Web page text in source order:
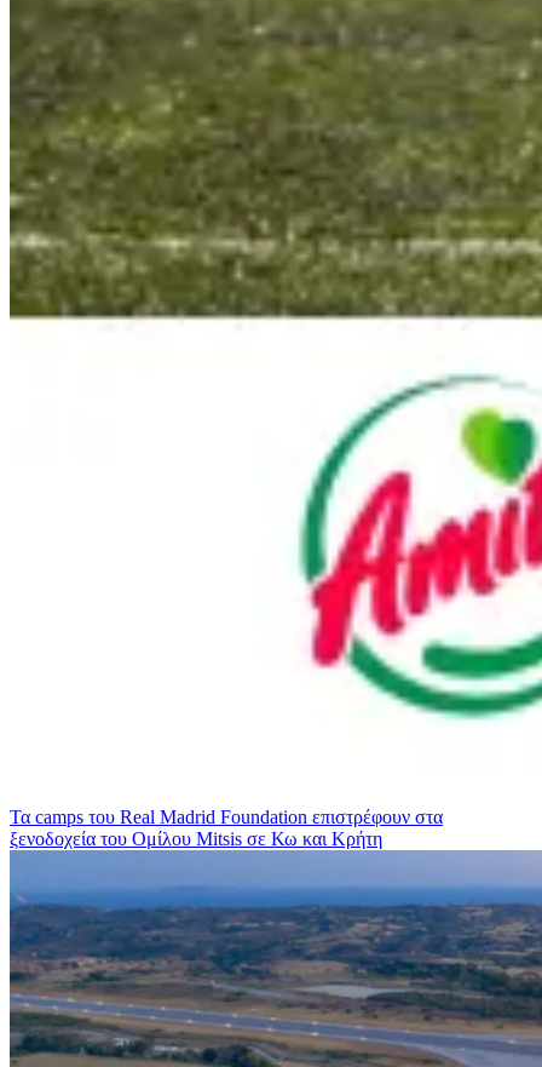
Τα camps του Real Madrid Foundation επιστρέφουν στα
ξενοδοχεία του Ομίλου Mitsis σε Κω και Κρήτη